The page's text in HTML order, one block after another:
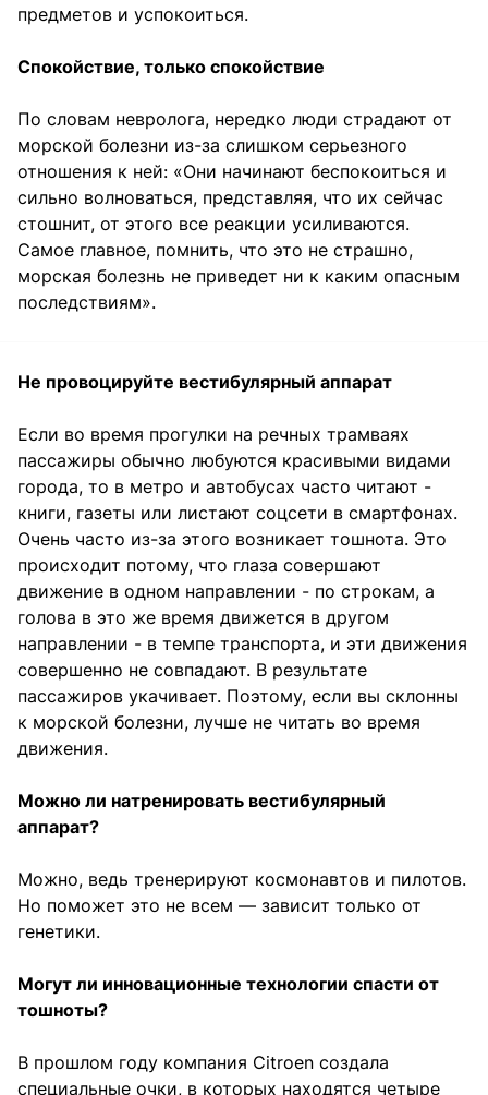
предметов и успокоиться.
Спокойствие, только спокойствие
По словам невролога, нередко люди страдают от
морской болезни из-за слишком серьезного
отношения к ней: «Они начинают беспокоиться и
сильно волноваться, представляя, что их сейчас
стошнит, от этого все реакции усиливаются.
Самое главное, помнить, что это не страшно,
морская болезнь не приведет ни к каким опасным
последствиям».
Не провоцируйте вестибулярный аппарат
Если во время прогулки на речных трамваях
пассажиры обычно любуются красивыми видами
города, то в метро и автобусах часто читают -
книги, газеты или листают соцсети в смартфонах.
Очень часто из-за этого возникает тошнота. Это
происходит потому, что глаза совершают
движение в одном направлении - по строкам, а
голова в это же время движется в другом
направлении - в темпе транспорта, и эти движения
совершенно не совпадают. В результате
пассажиров укачивает. Поэтому, если вы склонны
к морской болезни, лучше не читать во время
движения.
Можно ли натренировать вестибулярный
аппарат?
Можно, ведь тренерируют космонавтов и пилотов.
Но поможет это не всем — зависит только от
генетики.
Могут ли инновационные технологии спасти от
тошноты?
В прошлом году компания Citroen создала
специальные очки, в которых находятся четыре